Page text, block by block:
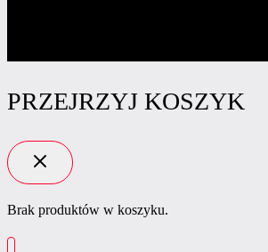
PRZEJRZYJ KOSZYK
Brak produktów w koszyku.